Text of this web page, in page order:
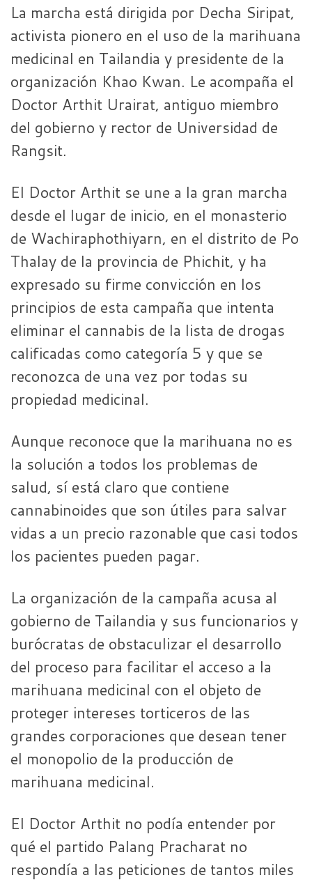
La marcha está dirigida por Decha Siripat,
activista pionero en el uso de la marihuana
medicinal en Tailandia y presidente de la
organización Khao Kwan. Le acompaña el
Doctor Arthit Urairat, antiguo miembro
del gobierno y rector de Universidad de
Rangsit.
El Doctor Arthit se une a la gran marcha
desde el lugar de inicio, en el monasterio
de Wachiraphothiyarn, en el distrito de Po
Thalay de la provincia de Phichit, y ha
expresado su firme convicción en los
principios de esta campaña que intenta
eliminar el cannabis de la lista de drogas
calificadas como categoría 5 y que se
reconozca de una vez por todas su
propiedad medicinal.
Aunque reconoce que la marihuana no es
la solución a todos los problemas de
salud, sí está claro que contiene
cannabinoides que son útiles para salvar
vidas a un precio razonable que casi todos
los pacientes pueden pagar.
La organización de la campaña acusa al
gobierno de Tailandia y sus funcionarios y
burócratas de obstaculizar el desarrollo
del proceso para facilitar el acceso a la
marihuana medicinal con el objeto de
proteger intereses torticeros de las
grandes corporaciones que desean tener
el monopolio de la producción de
marihuana medicinal.
El Doctor Arthit no podía entender por
qué el partido Palang Pracharat no
respondía a las peticiones de tantos miles